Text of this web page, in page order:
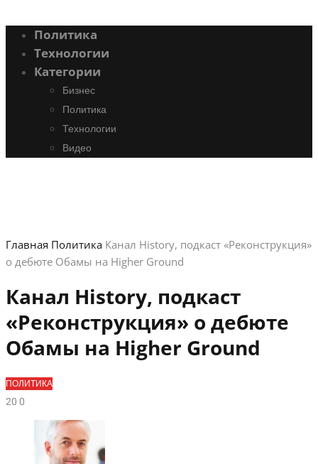
Политика
Технологии
Категории
Бизнес
Политика
Технологии
Видео
Главная Политика Канал History, подкаст «Реконструкция»
о дебюте Обамы на Higher Ground
Канал History, подкаст
«Реконструкция» о дебюте
Обамы на Higher Ground
ПОЛИТИКА
200